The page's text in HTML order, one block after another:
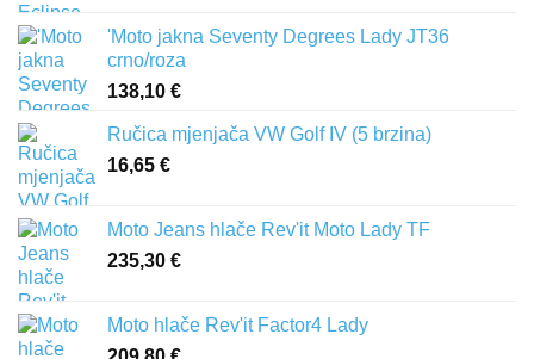
'Moto jakna Seventy Degrees Lady JT36
crno/roza
138,10 €
Ručica mjenjača VW Golf IV (5 brzina)
16,65 €
Moto Jeans hlače Rev'it Moto Lady TF
235,30 €
Moto hlače Rev'it Factor4 Lady